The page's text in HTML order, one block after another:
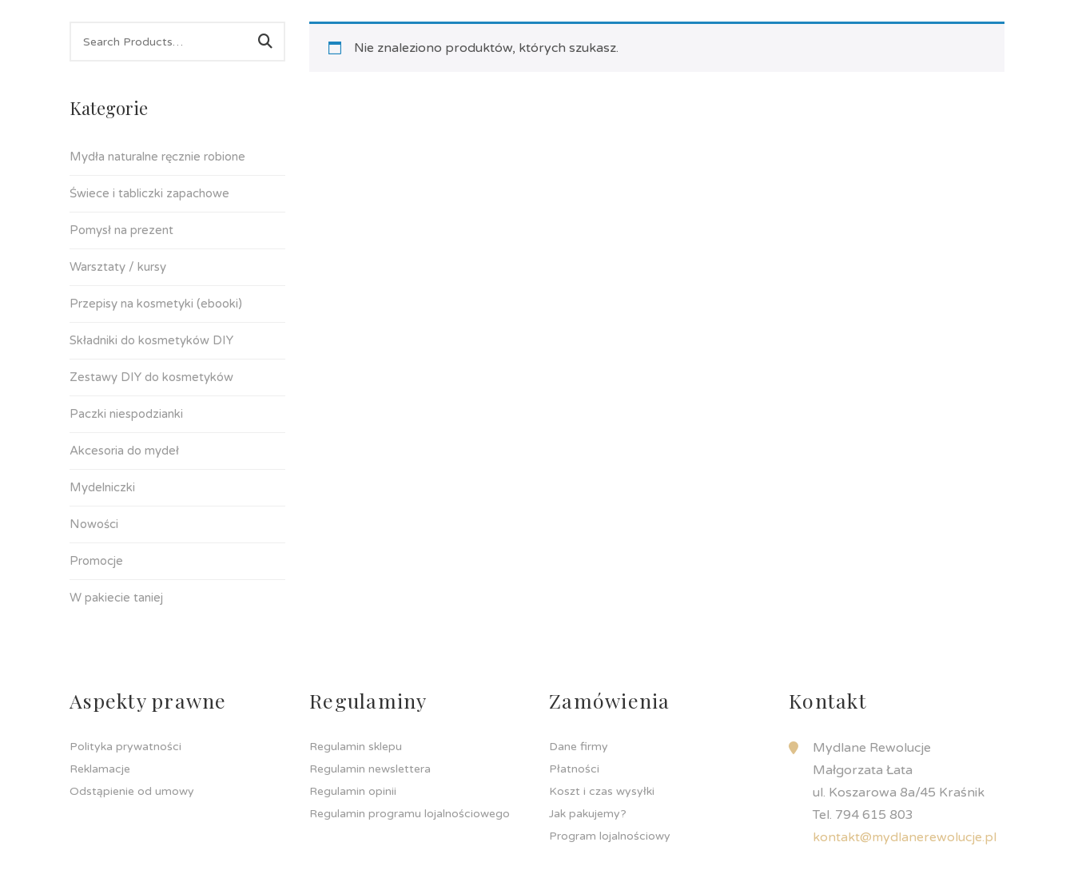
Kategorie
Mydła naturalne ręcznie robione
Świece i tabliczki zapachowe
Pomysł na prezent
Warsztaty / kursy
Przepisy na kosmetyki (ebooki)
Składniki do kosmetyków DIY
Zestawy DIY do kosmetyków
Paczki niespodzianki
Akcesoria do mydeł
Mydelniczki
Nowości
Promocje
W pakiecie taniej
Nie znaleziono produktów, których szukasz.
Aspekty prawne
Polityka prywatności
Reklamacje
Odstąpienie od umowy
Regulaminy
Regulamin sklepu
Regulamin newslettera
Regulamin opinii
Regulamin programu lojalnościowego
Zamówienia
Dane firmy
Płatności
Koszt i czas wysyłki
Jak pakujemy?
Program lojalnościowy
Kontakt
Mydlane Rewolucje
Małgorzata Łata
ul. Koszarowa 8a/45 Kraśnik
Tel. 794 615 803
kontakt@mydlanerewolucje.pl